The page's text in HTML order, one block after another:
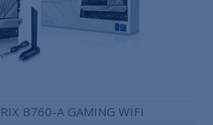
B760-A GAMING WIFI